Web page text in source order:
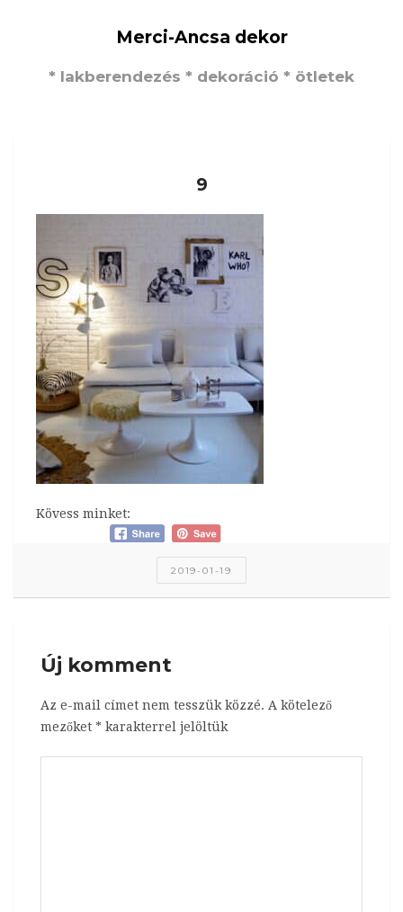
Merci-Ancsa dekor
* lakberendezés * dekoráció * ötletek
9
Kövess minket:
2019-01-19
Új komment
Az e-mail címet nem tesszük közzé. A kötelező
mezőket * karakterrel jelöltük